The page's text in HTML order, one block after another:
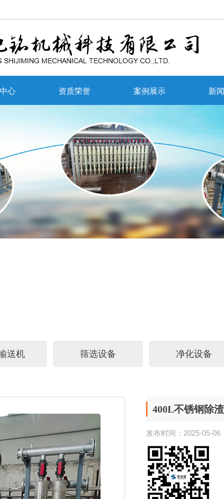
心 资质荣誉 案例展示 新
送机 筛选设备 净化设备
400L不锈钢除
发布时间：2025-05-